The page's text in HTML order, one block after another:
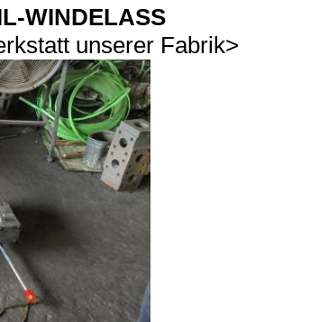
WINDELASS
unserer Fabrik>